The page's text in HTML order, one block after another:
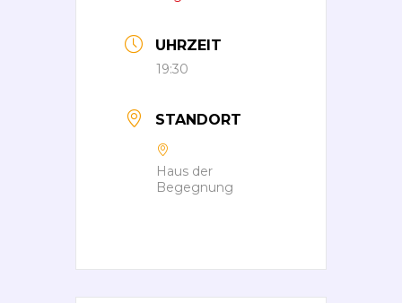
UHRZEIT
19:30
STANDORT
Haus der
Begegnung